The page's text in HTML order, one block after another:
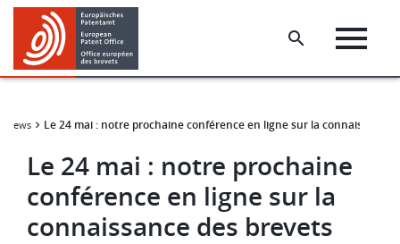
Skip
main
content
Skip
footer
News Le 24 mai : notre prochaine conférence en ligne sur la connaissance
Le 24 mai : notre prochaine
conférence en ligne sur la
connaissance des brevets